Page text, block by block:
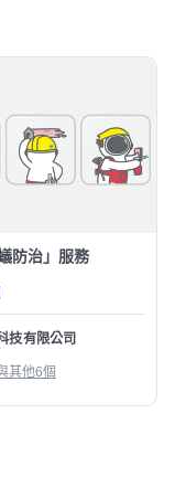
毒
防治」服務
技有限公司
其他6個